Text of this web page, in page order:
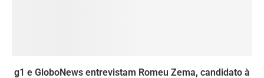
g1 e GloboNews entrevistam Romeu Zema, candidato à